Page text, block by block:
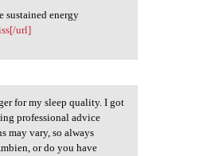
sustained energy
url]
for my sleep quality. I got
professional advice
may vary, so always
or do you have